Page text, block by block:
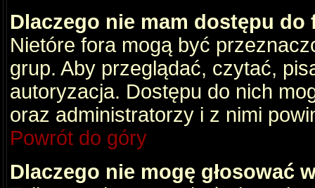
Dlaczego nie mam dostępu do
Nietóre fora mogą być
grup. Aby przeglądać, czytać,
autoryzacja. Dostępu do nich
oraz administratorzy i z nimi
Powrót do góry
Dlaczego nie mogę głosować